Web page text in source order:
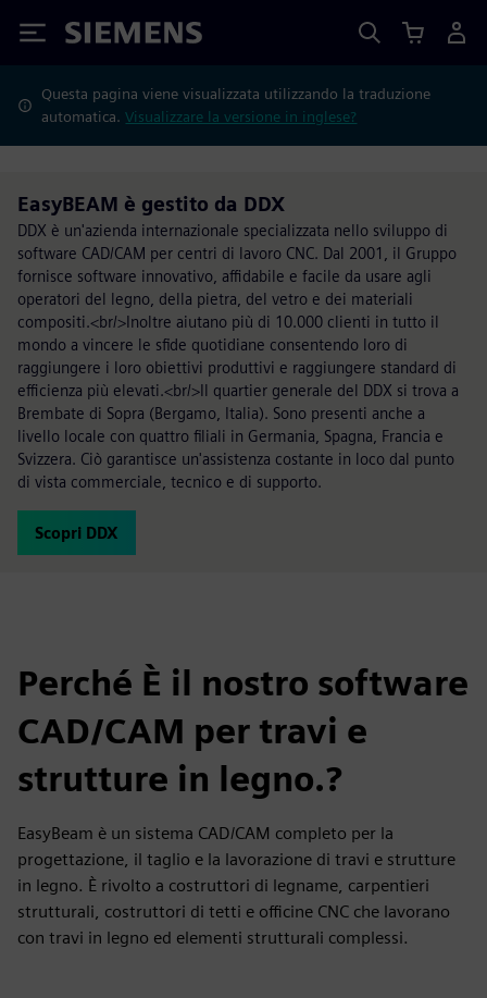
Siemens
Questa pagina viene visualizzata utilizzando la traduzione
automatica.Visualizzare la versione in inglese?
EasyBEAM è gestito da DDX
DDX è un'azienda internazionale specializzata nello sviluppo di
software CAD/CAM per centri di lavoro CNC. Dal 2001, il Gruppo
fornisce software innovativo, affidabile e facile da usare agli
operatori del legno, della pietra, del vetro e dei materiali
compositi.<br/>Inoltre aiutano più di 10.000 clienti in tutto il
mondo a vincere le sfide quotidiane consentendo loro di
raggiungere i loro obiettivi produttivi e raggiungere standard di
efficienza più elevati.<br/>Il quartier generale del DDX si trova a
Brembate di Sopra (Bergamo, Italia). Sono presenti anche a
livello locale con quattro filiali in Germania, Spagna, Francia e
Svizzera. Ciò garantisce un'assistenza costante in loco dal punto
di vista commerciale, tecnico e di supporto.
Scopri DDX
Perché È il nostro software
CAD/CAM per travi e
strutture in legno.?
EasyBeam è un sistema CAD/CAM completo per la
progettazione, il taglio e la lavorazione di travi e strutture
in legno. È rivolto a costruttori di legname, carpentieri
strutturali, costruttori di tetti e officine CNC che lavorano
con travi in legno ed elementi strutturali complessi.